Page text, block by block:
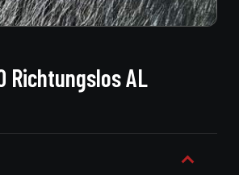
Richtungslos AL